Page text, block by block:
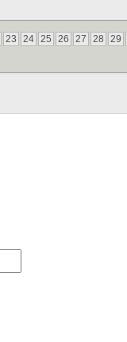
23 24 25 26 27 28 29